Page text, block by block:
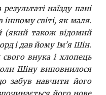
наїзду пані
іншому світі, як маля.
(який також відомий
і дав йому Ім'я Шін.
внука і хлопець
Шіну виповнилося
забув навчити його